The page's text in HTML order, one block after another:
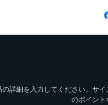
の詳細を入力してください。サ
のポイント